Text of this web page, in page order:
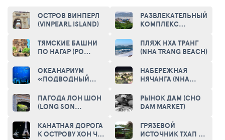
ОСТРОВ ВИНПЕРЛ
(VINPEARL ISLAND)
РАЗВЛЕКАТЕЛЬНЫЙ
КОМПЛЕКС
(VINPEARL)
ТЯМСКИЕ БАШНИ
ПО НАГАР (PO
TOWERS)
ПЛЯЖ НХА ТРАНГ
(NHA TRANG BEACH)
ОКЕАНАРИУМ
«ПОДВОДНЫЙ
(VINPEARL
UNDERWATER
НАБЕРЕЖНАЯ
НЯЧАНГА (NHA
EMBANKMENT)
ПАГОДА ЛОН ШОН
(LONG SON
РЫНОК ДАМ (CHO
DAM MARKET)
КАНАТНАЯ ДОРОГА
К ОСТРОВУ ХОН ЧЕ
ГРЯЗЕВОЙ
ИСТОЧНИК ТХАП БА